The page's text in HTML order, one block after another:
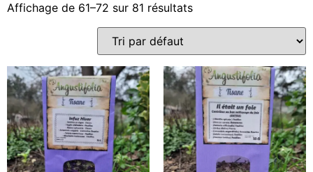
Affichage de 61–72 sur 81 résultats